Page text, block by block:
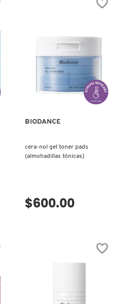
VISTA RÁPIDA
BIODANCE
cera-nol gel toner pads
(almohadillas tónicas)
$600.00